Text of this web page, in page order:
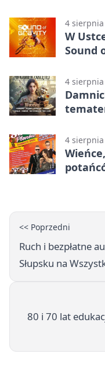
4
W
Sound
4
4
<< Poprzedni
Ruch i bezpłatne
Słupsku na
80 i 70 lat